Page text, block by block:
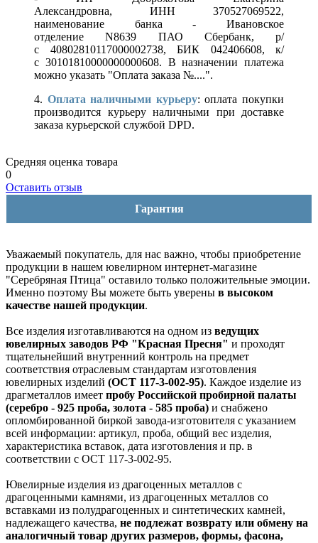
Александровна, ИНН 370527069522,
наименование банка - Ивановское
отделение N8639 ПАО Сбербанк, р/
с 40802810117000002738, БИК 042406608, к/
с 30101810000000000608. В назначении платежа
можно указать "Оплата заказа №....".
4. Оплата наличными курьеру: оплата покупки
производится курьеру наличными при доставке
заказа курьерской службой DPD.
Средняя оценка товара
0
Оставить отзыв
Гарантия
Уважаемый покупатель, для нас важно, чтобы приобретение
продукции в нашем ювелирном интернет-магазине
"Серебряная Птица" оставило только положительные эмоции.
Именно поэтому Вы можете быть уверены в высоком
качестве нашей продукции.
Все изделия изготавливаются на одном из ведущих
ювелирных заводов РФ "Красная Пресня" и проходят
тщательнейший внутренний контроль на предмет
соответствия отраслевым стандартам изготовления
ювелирных изделий (ОСТ 117-3-002-95). Каждое изделие из
драгметаллов имеет пробу Российской пробирной палаты
(серебро - 925 проба, золота - 585 проба) и снабжено
опломбированной биркой завода-изготовителя с указанием
всей информации: артикул, проба, общий вес изделия,
характеристика вставок, дата изготовления и пр. в
соответствии с ОСТ 117-3-002-95.
Ювелирные изделия из драгоценных металлов с
драгоценными камнями, из драгоценных металлов со
вставками из полудрагоценных и синтетических камней,
надлежащего качества, не подлежат возврату или обмену на
аналогичный товар других размеров, формы, фасона,